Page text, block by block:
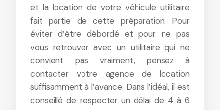
et la location de votre véhicule utilitaire
fait partie de cette préparation. Pour
éviter d’être débordé et pour ne pas
vous retrouver avec un utilitaire qui ne
convient pas vraiment, pensez à
contacter votre agence de location
suffisamment à l’avance. Dans l’idéal, il est
conseillé de respecter un délai de 4 à 6